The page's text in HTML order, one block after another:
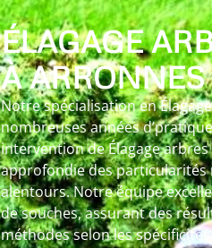
ÉLAGAGE
À ARRONNES
Notre spécialisation en
nombreuses années
intervention de Élagage
approfondie des particularités
alentours. Notre équipe
de souches, assurant des
méthodes selon les